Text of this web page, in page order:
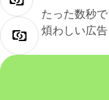
たった数秒
煩わしい広告